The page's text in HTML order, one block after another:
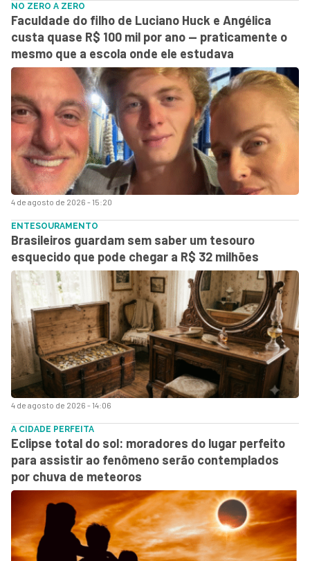
4 de agosto de 2026 - 15:20
NO ZERO A ZERO
Faculdade do filho de Luciano Huck e Angélica
custa quase R$ 100 mil por ano — praticamente o
mesmo que a escola onde ele estudava
4 de agosto de 2026 - 14:06
ENTESOURAMENTO
Brasileiros guardam sem saber um tesouro
esquecido que pode chegar a R$ 32 milhões
A CIDADE PERFEITA
Eclipse total do sol: moradores do lugar perfeito
para assistir ao fenômeno serão contemplados
por chuva de meteoros